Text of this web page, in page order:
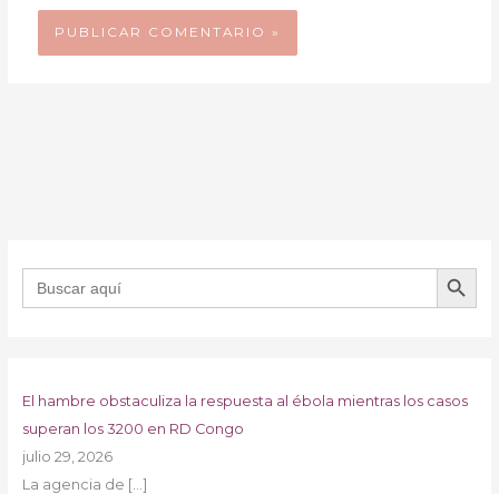
Buscar: BOTÓN DE
El hambre obstaculiza la respuesta al ébola mientras los casos
superan los 3200 en RD Congo
julio 29, 2026
La agencia de […]